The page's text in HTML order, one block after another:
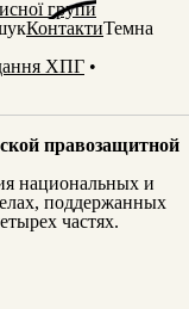
групи
КонтактиТемна
ХПГ •
правозащитной
национальных и
поддержанных
частях.